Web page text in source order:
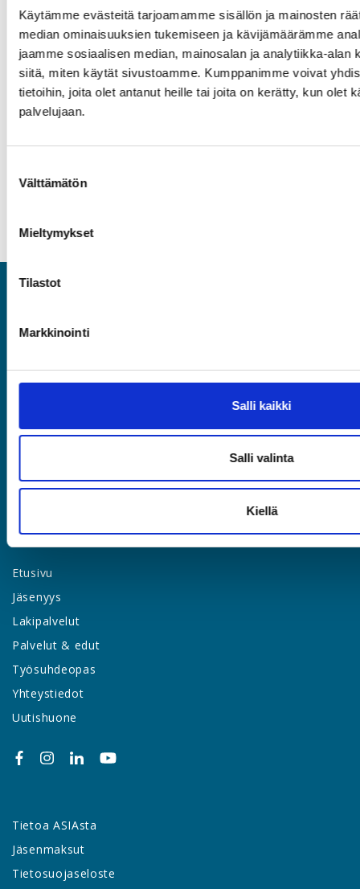
Käytämme evästeitä tarjoamamme sisällön ja mainosten
median ominaisuuksien tukemiseen ja kävijämäärämme
jaamme sosiaalisen median, mainosalan ja analytiikka-alan
siitä, miten käytät sivustoamme. Kumppanimme voivat
tietoihin, joita olet antanut heille tai joita on kerätty, kun olet
palvelujaan.
valinta
Välttämätön
Mieltymykset
Tilastot
Markkinointi
Salli kaikki
Salli valinta
Kiellä
Työsuhdeneuvonta
Rautatieläisenkatu 6, 00520 Helsinki
Etusivu
Jäsenyys
Lakipalvelut
Palvelut & edut
Työsuhdeopas
Yhteystiedot
Uutishuone
Tietoa ASIAsta
Jäsenmaksut
Tietosuojaseloste